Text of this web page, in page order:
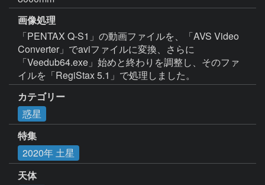
画像処理
「PENTAX Q-S1」の動画ファイルを、「AVS Video
Converter」でaviファイルに変換、さらに
「Veedub64.exe」始めと終わりを調整し、そのファ
イルを「RegiStax 5.1」で処理しました。
カテゴリー
惑星
特集
2020年 土星
天体